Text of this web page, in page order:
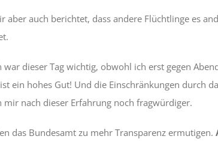
aber auch berichtet, dass andere Flüchtlinge es
war dieser Tag wichtig, obwohl ich erst gegen
ein hohes Gut! Und die Einschränkungen durch
mir nach dieser Erfahrung noch fragwürdiger.
das Bundesamt zu mehr Transparenz ermutigen.